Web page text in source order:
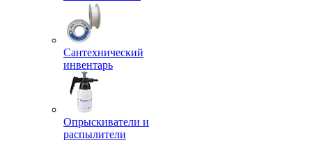
Сантехнический
инвентарь
Опрыскиватели и
распылители